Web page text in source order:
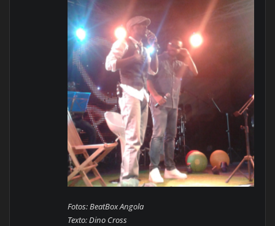
Fotos: BeatBox Angola
Texto: Dino Cross